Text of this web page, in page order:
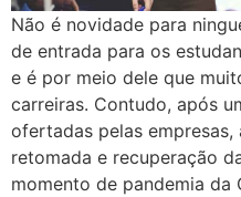
Não é novidade para
de entrada para os
e é por meio dele que
carreiras. Contudo, após
ofertadas pelas
retomada e recuperação
momento de pandemia da